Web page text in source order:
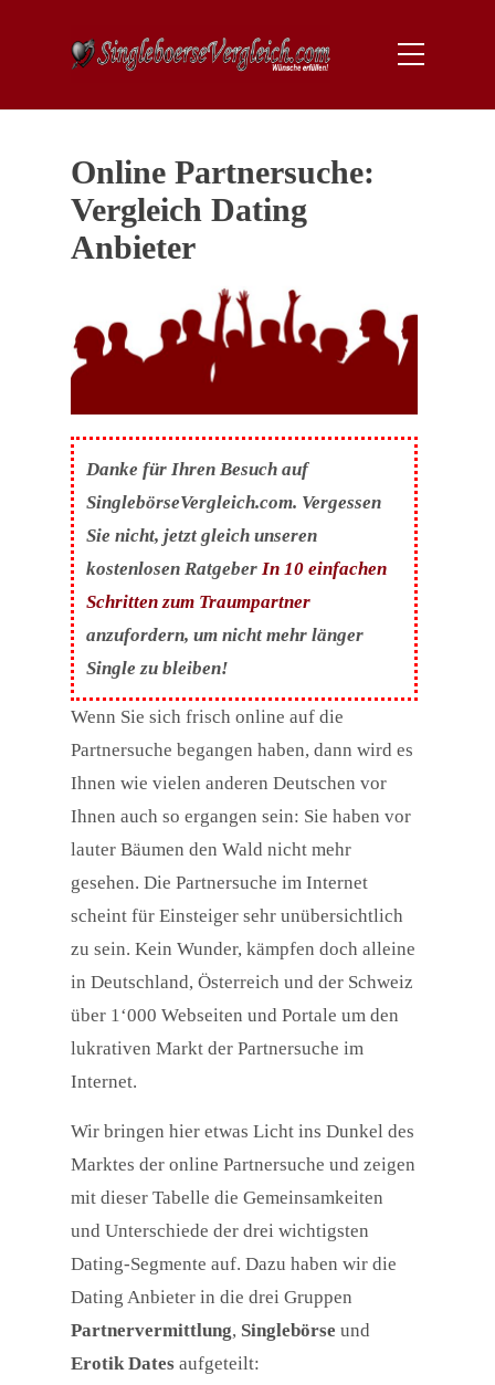
Online Partnersuche:
Vergleich Dating
Anbieter
Danke für Ihren Besuch auf
SinglebörseVergleich.com. Vergessen
Sie nicht, jetzt gleich unseren
kostenlosen Ratgeber In 10 einfachen
Schritten zum Traumpartner
anzufordern, um nicht mehr länger
Single zu bleiben!
Wenn Sie sich frisch online auf die
Partnersuche begangen haben, dann wird es
Ihnen wie vielen anderen Deutschen vor
Ihnen auch so ergangen sein: Sie haben vor
lauter Bäumen den Wald nicht mehr
gesehen. Die Partnersuche im Internet
scheint für Einsteiger sehr unübersichtlich
zu sein. Kein Wunder, kämpfen doch alleine
in Deutschland, Österreich und der Schweiz
über 1‘000 Webseiten und Portale um den
lukrativen Markt der Partnersuche im
Internet.
Wir bringen hier etwas Licht ins Dunkel des
Marktes der online Partnersuche und zeigen
mit dieser Tabelle die Gemeinsamkeiten
und Unterschiede der drei wichtigsten
Dating-Segmente auf. Dazu haben wir die
Dating Anbieter in die drei Gruppen
Partnervermittlung, Singlebörse und
Erotik Dates aufgeteilt: